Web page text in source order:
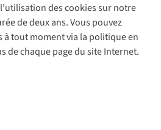
des cookies sur notre
de deux ans. Vous pouvez
tout moment via la politique en
de chaque page du site Internet.
Politique de confidentialité
Cookie Policy